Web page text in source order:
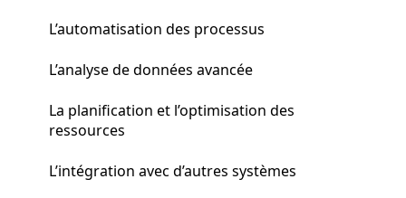
L’automatisation des processus
L’analyse de données avancée
La planification et l’optimisation des
ressources
L’intégration avec d’autres systèmes